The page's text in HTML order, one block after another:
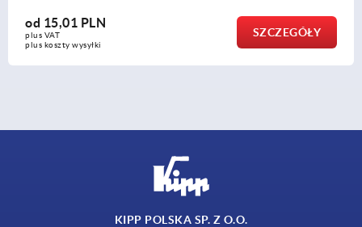
od 15,01 PLN
plus VAT
plus koszty wysyłki
SZCZEGÓŁY
KIPP POLSKA SP. Z O.O.